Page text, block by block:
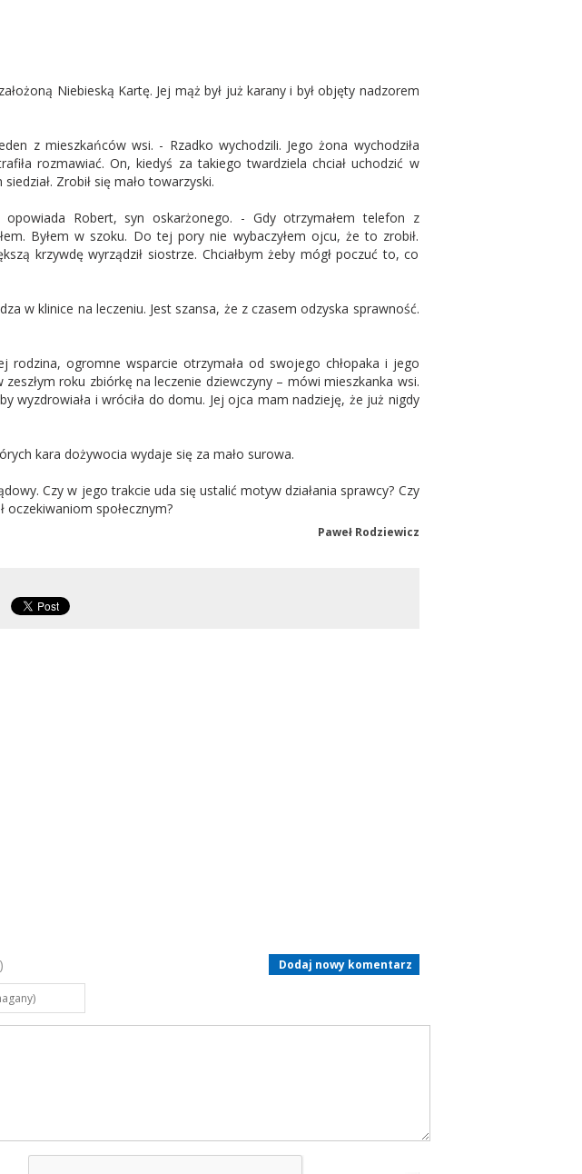
Niebieską Kartę. Jej mąż był już karany i był objęty nadzorem
z mieszkańców wsi. - Rzadko wychodzili. Jego żona wychodziła
rozmawiać. On, kiedyś za takiego twardziela chciał uchodzić w
Zrobił się mało towarzyski.
Robert, syn oskarżonego. - Gdy otrzymałem telefon z
Byłem w szoku. Do tej pory nie wybaczyłem ojcu, że to zrobił.
krzywdę wyrządził siostrze. Chciałbym żeby mógł poczuć to, co
w klinice na leczeniu. Jest szansa, że z czasem odzyska sprawność.
rodzina, ogromne wsparcie otrzymała od swojego chłopaka i jego
roku zbiórkę na leczenie dziewczyny – mówi mieszkanka wsi.
wyzdrowiała i wróciła do domu. Jej ojca mam nadzieję, że już nigdy
kara dożywocia wydaje się za mało surowa.
Czy w jego trakcie uda się ustalić motyw działania sprawcy? Czy
społecznym?
Paweł Rodziewicz
Dodaj nowy komentarz